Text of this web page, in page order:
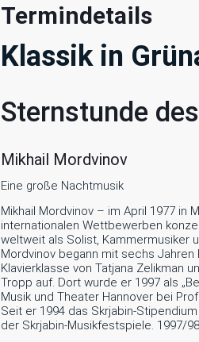
Termindetails
Klassik in
Sternstunde
Mikhail Mordvinov
Eine große Nachtmusik
Mikhail Mordvinov – im April 1977
internationalen Wettbewerben
weltweit als Solist, Kammermusiker
Mordvinov begann mit sechs
Klavierklasse von Tatjana Zelikman
Tropp auf. Dort wurde er 1997 als
Musik und Theater Hannover bei
Seit er 1994 das Skrjabin-
der Skrjabin-Musikfestspiele. 1997/